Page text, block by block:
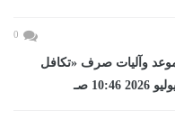
0
جنيه.. موعد وآليات صرف «تكافل